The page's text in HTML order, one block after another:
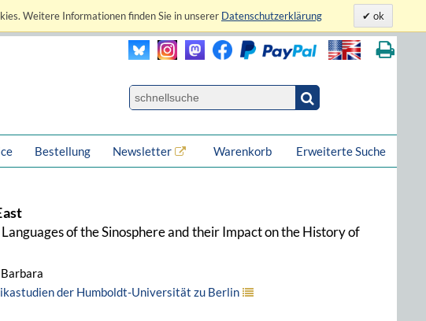
Weitere Informationen finden Sie in unserer Datenschutzerklärung ok
Bestellung Newsletter Erweiterte Suche
Warenkorb
of the Sinosphere and their Impact on the History of
der Humboldt-Universität zu Berlin